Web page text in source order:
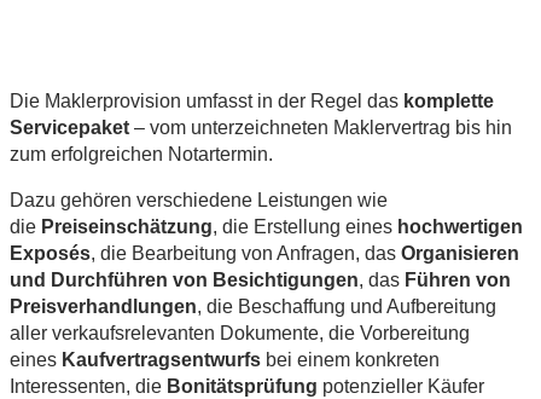
Die Maklerprovision umfasst in der Regel das komplette
Servicepaket – vom unterzeichneten Maklervertrag bis hin
zum erfolgreichen Notartermin.
Dazu gehören verschiedene Leistungen wie
die Preiseinschätzung, die Erstellung eines hochwertigen
Exposés, die Bearbeitung von Anfragen, das Organisieren
und Durchführen von Besichtigungen, das Führen von
Preisverhandlungen, die Beschaffung und Aufbereitung
aller verkaufsrelevanten Dokumente, die Vorbereitung
eines Kaufvertragsentwurfs bei einem konkreten
Interessenten, die Bonitätsprüfung potenzieller Käufer